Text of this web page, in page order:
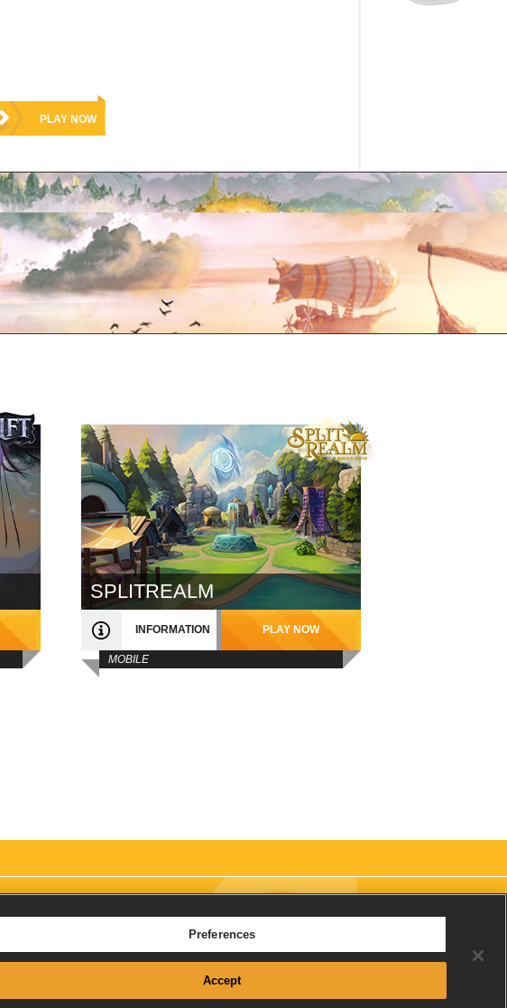
PLAY NOW
SPLITREALM
INFORMATION PLAY NOW
MOBILE
Preferences
Accept